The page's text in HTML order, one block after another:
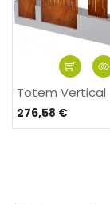
Totem Vertical
276,58 €